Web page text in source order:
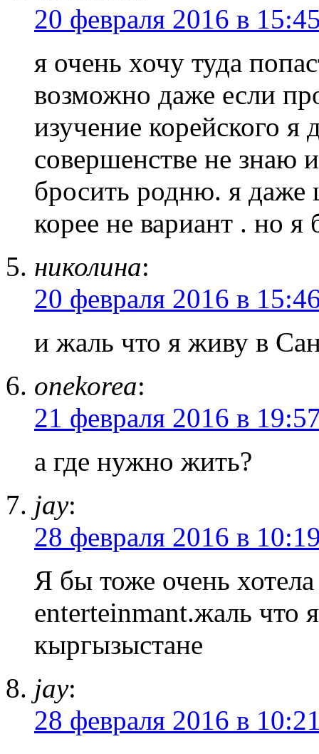
20 февраля 2016 в
я очень хочу туда
возможно даже если
изучение корейского я
совершенстве не знаю
бросить родню. я даже
корее не вариант . но я
николина:
20 февраля 2016 в
и жаль что я живу в
onekorea:
21 февраля 2016 в
а где нужно жить?
jay:
28 февраля 2016 в
Я бы тоже очень
enterteinmant.жаль что
кыргызыстане
jay:
28 февраля 2016 в